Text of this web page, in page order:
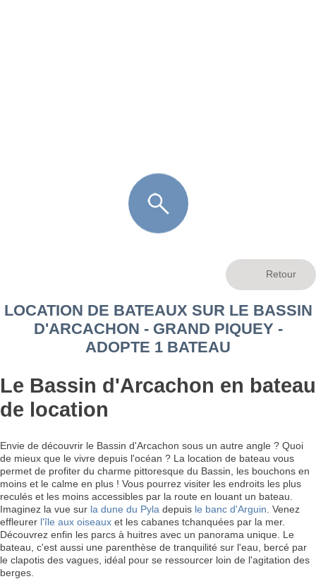
LOCATION DE BATEAUX SUR LE BASSIN
D'ARCACHON - GRAND PIQUEY -
ADOPTE 1 BATEAU
Le Bassin d'Arcachon en bateau
de location
Envie de découvrir le Bassin d'Arcachon sous un autre angle ? Quoi
de mieux que le vivre depuis l'océan ? La location de bateau vous
permet de profiter du charme pittoresque du Bassin, les bouchons en
moins et le calme en plus ! Vous pourrez visiter les endroits les plus
reculés et les moins accessibles par la route en louant un bateau.
Imaginez la vue sur la dune du Pyla depuis le banc d'Arguin . Venez
effleurer l'île aux oiseaux et les cabanes tchanquées par la mer.
Découvrez enfin les parcs à huitres avec un panorama unique. Le
bateau, c'est aussi une parenthèse de tranquilité sur l'eau, bercé par
le clapotis des vagues, idéal pour se ressourcer loin de l'agitation des
berges.